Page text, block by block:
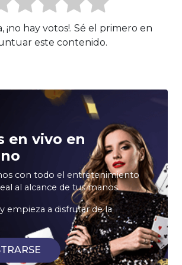
¡no hay votos!. Sé el primero en
este contenido.
en vivo en
con todo el entretenimiento
al alcance de tus manos.
empieza a disfrutar de la